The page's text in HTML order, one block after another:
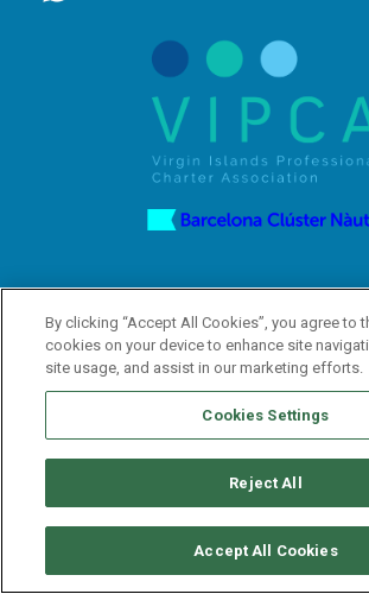
SUSCRÍBETE A NUESTRO
By clicking “Accept All Cookies”, you agree to
cookies on your device to enhance site
site usage, and assist in our marketing efforts.
Cookies Settings
Reject All
Accept All Cookies